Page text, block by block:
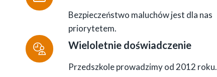
Bezpieczeństwo maluchów jest dla nas
priorytetem.
Wieloletnie doświadczenie
Przedszkole prowadzimy od 2012 roku.